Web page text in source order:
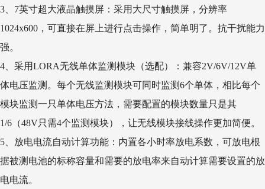
3、7英寸超大液晶触摸屏：采用大尺寸触摸屏，分辨率
1024x600，可直接在屏上进行点击操作，简单明了。抗干扰能力
强。
4、采用LORA无线单体监测模块（选配）：兼容2V/6V/12V单
体电压监测。每个无线监测模块可同时监测6个单体，相比每个
模块监测一只单体电压方法，需要配置的模块数量只是其
1/6（48V只需4个监测模块），让无线模块接线操作更加简便。
5、放电电流自动计算功能：内置各小时率放电系数，可放电根
据被测电池的标称容量和需要的放电率来自动计算需要设置的放
电电流。